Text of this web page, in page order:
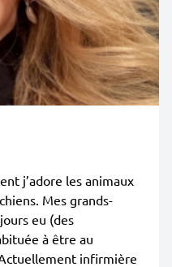
j’adore les animaux
Mes grands-
eu (des
à être au
infirmière